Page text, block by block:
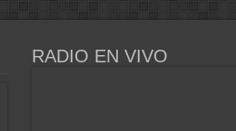
RADIO EN VIVO